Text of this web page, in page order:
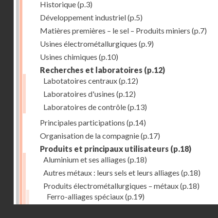
Historique(p.3)
Développement industriel(p.5)
Matières premières – le sel – Produits miniers (p.7)
Usines électrométallurgiques (p.9)
Usines chimiques (p.10)
Recherches et laboratoires (p.12)
Labotatoires centraux(p.12)
Laboratoires d'usines (p.12)
Laboratoires de contrôle(p.13)
Principales participations (p.14)
Organisation de la compagnie(p.17)
Produits et principaux utilisateurs (p.18)
Aluminium et ses alliages (p.18)
Autres métaux : leurs sels et leurs alliages (p.18)
Produits électrométallurgiques – métaux(p.18)
Ferro-alliages spéciaux(p.19)